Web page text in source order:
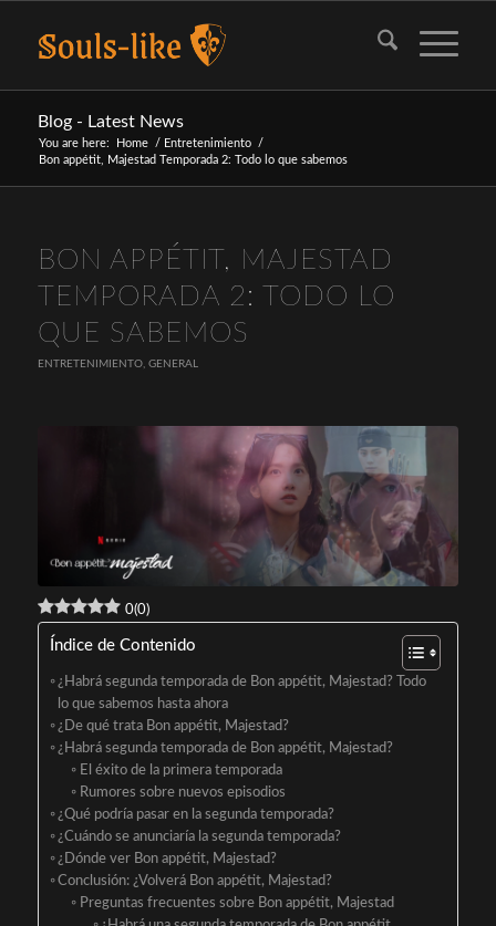
Blog - Latest News
You are here: Home / Entretenimiento
/
Bon appétit, Majestad Temporada 2: Todo lo que sabemos
BON APPÉTIT, MAJESTAD
TEMPORADA 2: TODO LO
QUE SABEMOS
ENTRETENIMIENTO, GENERAL
0(0)
Índice de Contenido
¿Habrá segunda temporada de Bon appétit, Majestad? Todo
lo que sabemos hasta ahora
¿De qué trata Bon appétit, Majestad?
¿Habrá segunda temporada de Bon appétit, Majestad?
El éxito de la primera temporada
Rumores sobre nuevos episodios
¿Qué podría pasar en la segunda temporada?
¿Cuándo se anunciaría la segunda temporada?
¿Dónde ver Bon appétit, Majestad?
Conclusión: ¿Volverá Bon appétit, Majestad?
Preguntas frecuentes sobre Bon appétit, Majestad